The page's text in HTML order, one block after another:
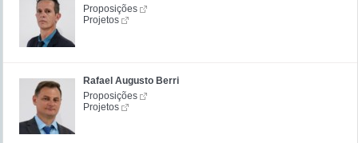
Proposições
Projetos
Rafael Augusto Berri
Proposições
Projetos